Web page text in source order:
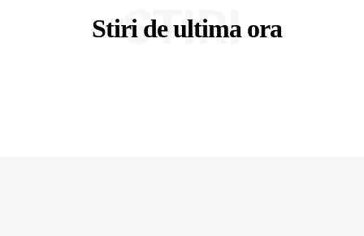
Stiri de ultima ora
STIRI